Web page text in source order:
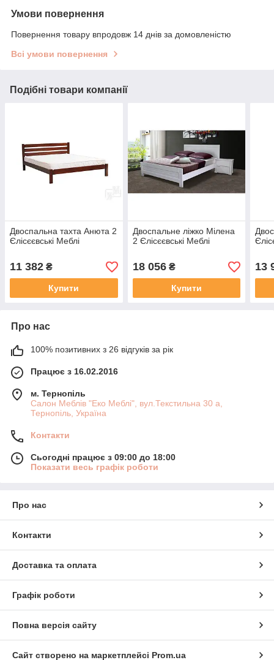
Умови повернення
Повернення товару впродовж 14 днів за домовленістю
Всі умови повернення
Подібні товари компанії
Двоспальна тахта Анюта 2
Єлісєєвські Меблі
11 382 ₴
Купити
Двоспальне ліжко Мілена
2 Єлісєєвські Меблі
18 056₴
Купити
13
Про нас
100% позитивних з 26 відгуків за рік
Працює з 16.02.2016
м. Тернопіль
Салон Меблів "Еко Меблі", вул.Текстильна 30 а,
Тернопіль, Україна
Контакти
Сьогодні працює з 09:00 до 18:00
Показати весь графік роботи
Про нас
Контакти
Доставка та оплата
Графік роботи
Повна версія сайту
Сайт створено на маркетплейсі Prom.ua